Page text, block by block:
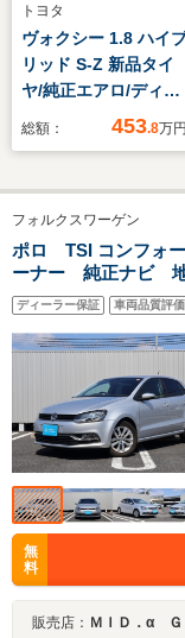
トヨタ
ヴォクシー 1.8 ハイ
リッド S-Z 新品タイ
ヤ/純正エアロ/ディス
プレイオーディオ+ナ
電動スライドドア/シ
ートヒーター 前席/パ
ノラミックビューモニ
ター/車線逸脱防止支
援システム
総額： 453.8万円
フォルクスワーゲン
ポロ TSI コンフォ
ーナー 純正ナビ
Bluetooth プリクラ
ディーラー保証 車両品質評
無
料
販売店： ＭＩＤ．α ＧＲＯＵＰ／